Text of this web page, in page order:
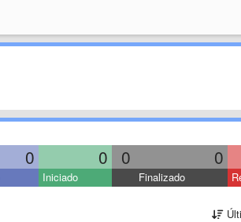
0 0 0 0
Iniciado Finalizado